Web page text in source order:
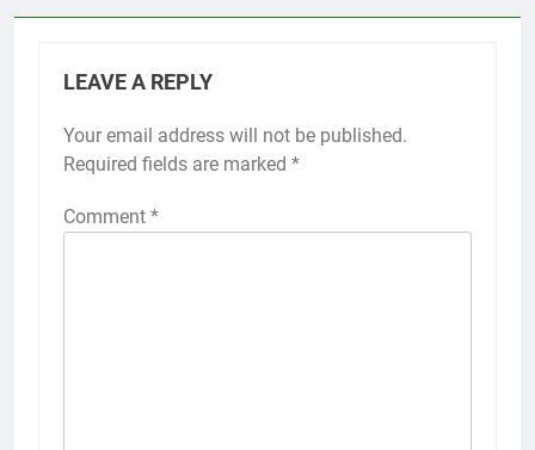
LEAVE A REPLY
Your email address will not be published.
Required fields are marked *
Comment *